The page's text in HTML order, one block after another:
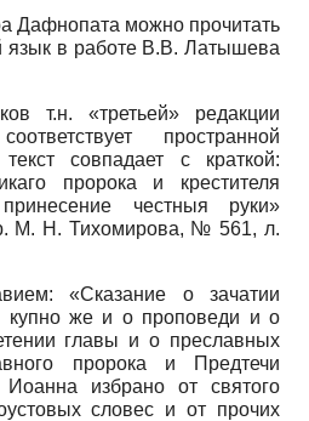
Дафнопата можно прочитать
язык в работе В.В. Латышева
т.н. «третьей» редакции
пространной
совпадает с краткой:
пророка и крестителя
честныя руки»
М. Н. Тихомирова, № 561, л.
«Сказание о зачатии
купно же и о проповеди и о
главы и о преславных
пророка и Предтечи
Иоанна избрано от святого
словес и от прочих